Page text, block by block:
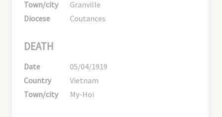
Town/city
Granville
Diocese
Coutances
DEATH
Date
05/04/1919
Country
Vietnam
Town/city
My-Hoi